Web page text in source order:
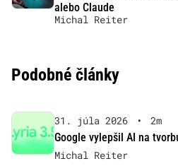
alebo Claude
Michal Reiter
Podobné články
31. júla 2026 •
2m
Google vylepšil AI na
Michal Reiter